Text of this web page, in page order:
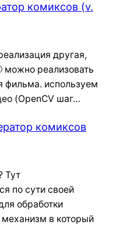
комиксов (v.
другая,
можно реализовать
фильма. используем
(OpenCV шаг…
комиксов
Тут
по сути своей
обработки
механизм в который